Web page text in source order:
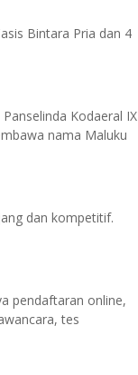
Bintara Pria dan 4
Kodaeral IX
nama Maluku
dan kompetitif.
pendaftaran online,
tes